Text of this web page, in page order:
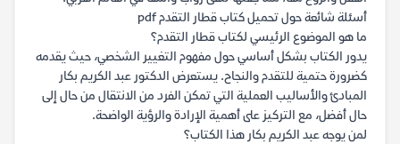
أسئلة شائعة حول تحميل كتاب قطار التقدم pdf
ما هو الموضوع الرئيسي لكتاب قطار التقدم؟
يدور الكتاب بشكل أساسي حول مفهوم التغيير الشخصي، حيث يقدمه
كضرورة حتمية للتقدم والنجاح. يستعرض الدكتور عبد الكريم بكار
المبادئ والأساليب العملية التي تمكن الفرد من الانتقال من حال إلى
حال أفضل، مع التركيز على أهمية الإرادة والرؤية الواضحة.
لمن يوجه عبد الكريم بكار هذا الكتاب؟